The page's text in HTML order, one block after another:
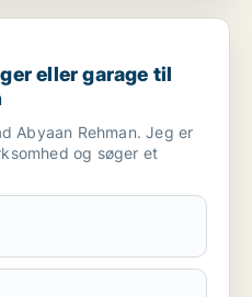
garage til leje i Storkøbenhavn
eller garage til
og søger et